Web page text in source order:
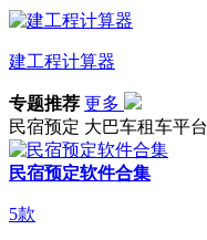
建工程计算器
专题推荐 更多
民宿预定 大巴车租车平台
民宿预定软件合集
5款